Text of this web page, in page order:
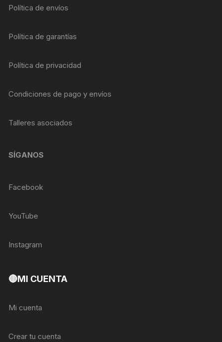
Política de envíos
Política de garantías
Política de privacidad
Condiciones de pago y envíos
Talleres asociados
SÍGANOS
Facebook
YouTube
Instagram
🔴MI CUENTA
Mi cuenta
Crear tu cuenta